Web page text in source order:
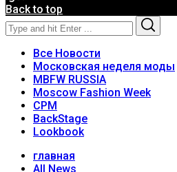
Back to top
Search
for:
Все Новости
Московская неделя моды
MBFW RUSSIA
Moscow Fashion Week
CPM
BackStage
Lookbook
главная
All News